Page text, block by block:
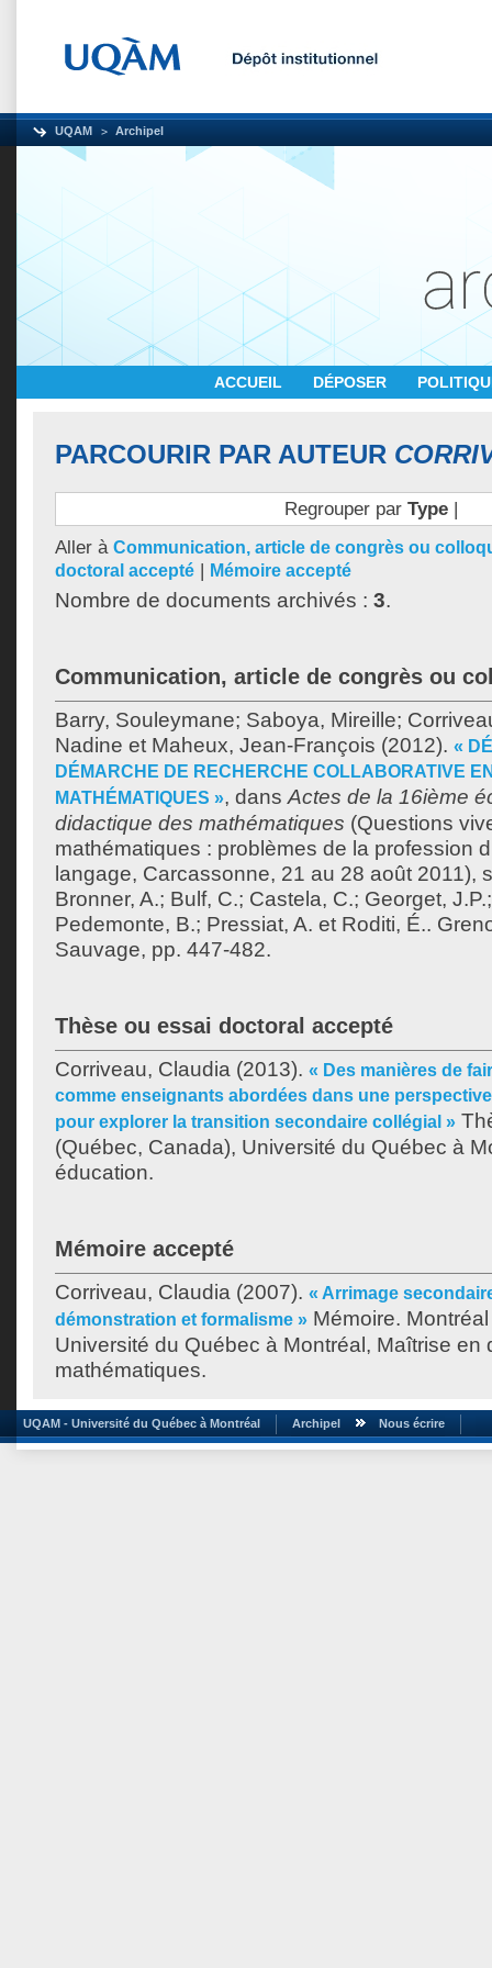
UQAM Archipel
ACCUEIL DÉPOSER
PARCOURIR PAR AUTEUR
Regrouper par Type|
Aller à Communication, article de congrès ou
doctoral accepté | Mémoire accepté
Nombre de documents archivés : 3.
Communication, article de congrès ou
Barry, Souleymane; Saboya, Mireille;
Nadine et Maheux, Jean-François (2012). «
DÉMARCHE DE RECHERCHE COLLABORATIVE
MATHÉMATIQUES », dans Actes de la 16ième
didactique des mathématiques (Questions
mathématiques : problèmes de la profession
langage, Carcassonne, 21 au 28 août 2011),
Bronner, A.; Bulf, C.; Castela, C.; Georget, J.P.
Pedemonte, B.; Pressiat, A. et Roditi, É..
Sauvage, pp. 447-482.
Thèse ou essai doctoral accepté
Corriveau, Claudia (2013). « Des manières de
comme enseignants abordées dans une
pour explorer la transition secondaire collégial »
(Québec, Canada), Université du Québec à
éducation.
Mémoire accepté
Corriveau, Claudia (2007). « Arrimage
démonstration et formalisme » Mémoire.
Université du Québec à Montréal, Maîtrise en
mathématiques.
UQAM - Université du Québec à Montréal Archipel Nous écrire